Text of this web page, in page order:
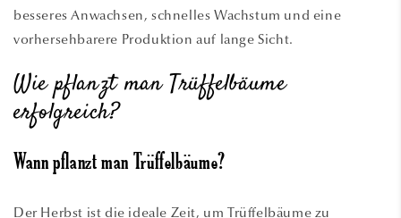
besseres Anwachsen, schnelles Wachstum und eine
vorhersehbarere Produktion auf lange Sicht.
Wie pflanzt man Trüffelbäume
erfolgreich?
Wann pflanzt man Trüffelbäume?
Der Herbst ist die ideale Zeit, um Trüffelbäume zu